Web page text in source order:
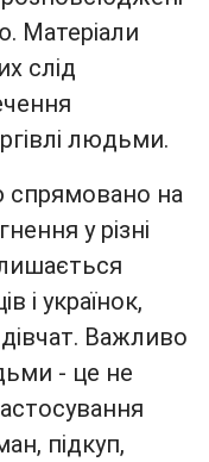
Матеріали
слід
людьми.
спрямовано на
у різні
і українок,
Важливо
- це не
підкуп,